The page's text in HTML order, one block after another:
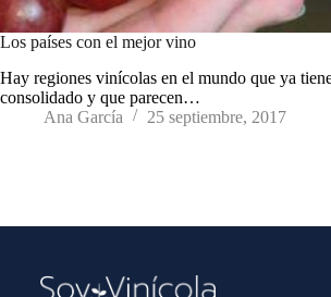
Los países con el mejor vino
Hay regiones vinícolas en el mundo que ya
consolidado y que parecen…
Ana García
25 septiembre, 2017